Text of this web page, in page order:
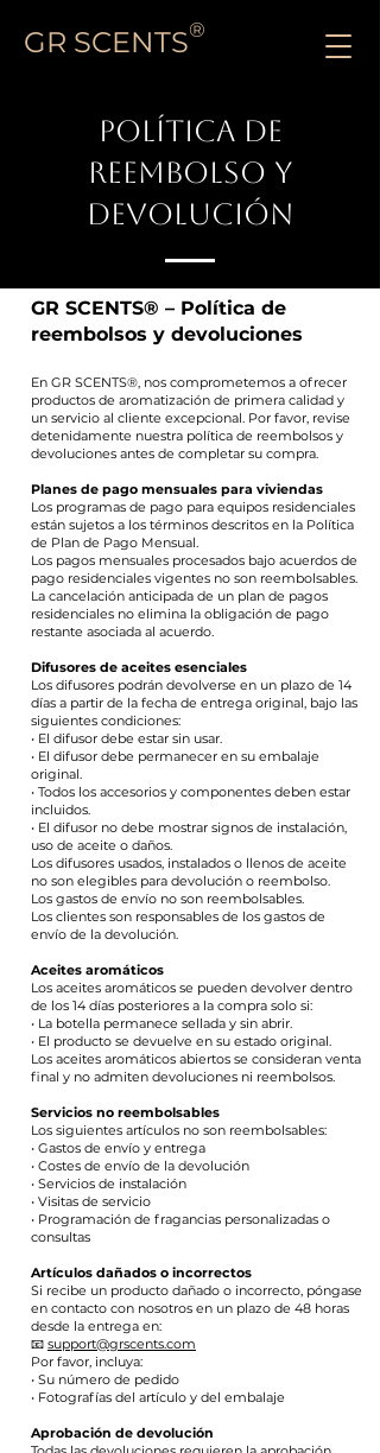
GR SCENTS®
POLÍTICA DE
REEMBOLSO Y
DEVOLUCIÓN
GR SCENTS® – Política de
reembolsos y devoluciones
En GR SCENTS®, nos comprometemos a ofrecer
productos de aromatización de primera calidad y
un servicio al cliente excepcional. Por favor, revise
detenidamente nuestra política de reembolsos y
devoluciones antes de completar su compra.
Planes de pago mensuales para viviendas
Los programas de pago para equipos residenciales
están sujetos a los términos descritos en la Política
de Plan de Pago Mensual.
Los pagos mensuales procesados bajo acuerdos de
pago residenciales vigentes no son reembolsables.
La cancelación anticipada de un plan de pagos
residenciales no elimina la obligación de pago
restante asociada al acuerdo.
Difusores de aceites esenciales
Los difusores podrán devolverse en un plazo de 14
días a partir de la fecha de entrega original, bajo las
siguientes condiciones:
• El difusor debe estar sin usar.
• El difusor debe permanecer en su embalaje
original.
• Todos los accesorios y componentes deben estar
incluidos.
• El difusor no debe mostrar signos de instalación,
uso de aceite o daños.
Los difusores usados, instalados o llenos de aceite
no son elegibles para devolución o reembolso.
Los gastos de envío no son reembolsables.
Los clientes son responsables de los gastos de
envío de la devolución.
Aceites aromáticos
Los aceites aromáticos se pueden devolver dentro
de los 14 días posteriores a la compra solo si:
• La botella permanece sellada y sin abrir.
• El producto se devuelve en su estado original.
Los aceites aromáticos abiertos se consideran venta
final y no admiten devoluciones ni reembolsos.
Servicios no reembolsables
Los siguientes artículos no son reembolsables:
• Gastos de envío y entrega
• Costes de envío de la devolución
• Servicios de instalación
• Visitas de servicio
• Programación de fragancias personalizadas o
consultas
Artículos dañados o incorrectos
Si recibe un producto dañado o incorrecto, póngase
en contacto con nosotros en un plazo de 48 horas
desde la entrega en:
📧 support@grscents.com
Por favor, incluya:
• Su número de pedido
• Fotografías del artículo y del embalaje
Aprobación de devolución